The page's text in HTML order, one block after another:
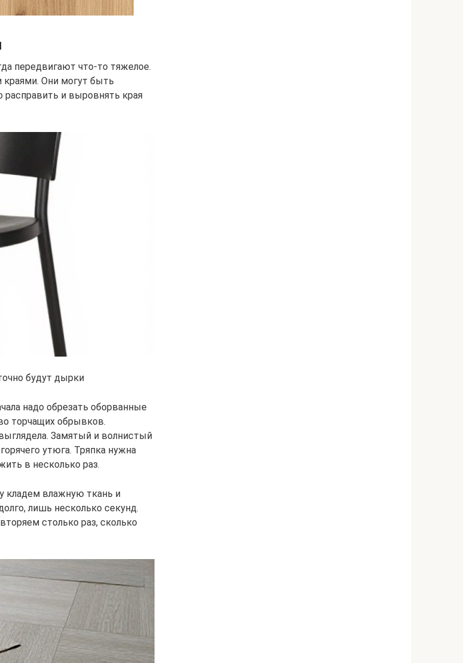
передвигают что-то тяжелое.
краями. Они могут быть
и выровнять края
будут дырки
надо обрезать оборванные
торчащих обрывков.
Замятый и волнистый
утюга. Тряпка нужна
в несколько раз.
кладем влажную ткань и
лишь несколько секунд.
столько раз, сколько